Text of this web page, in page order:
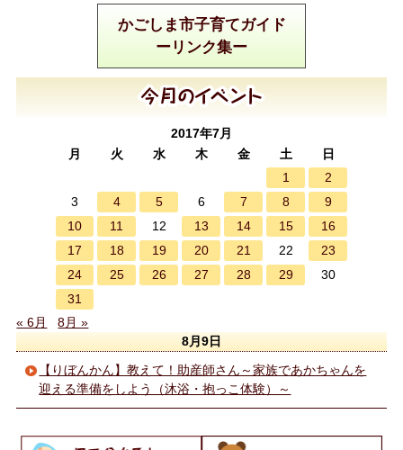
かごしま市子育てガイド
ーリンク集ー
2017年7月
月
火 水 木 金 土
日
1
2
3
4 5 6 7 8
9
10
11 12 13 14 15
16
17
18 19 20 21 22
23
24
25 26 27 28 29
30
31
« 6月
8月 »
8月9日
【りぼんかん】教えて！助産師さん～家族であかちゃんを
迎える準備をしよう（沐浴・抱っこ体験）～